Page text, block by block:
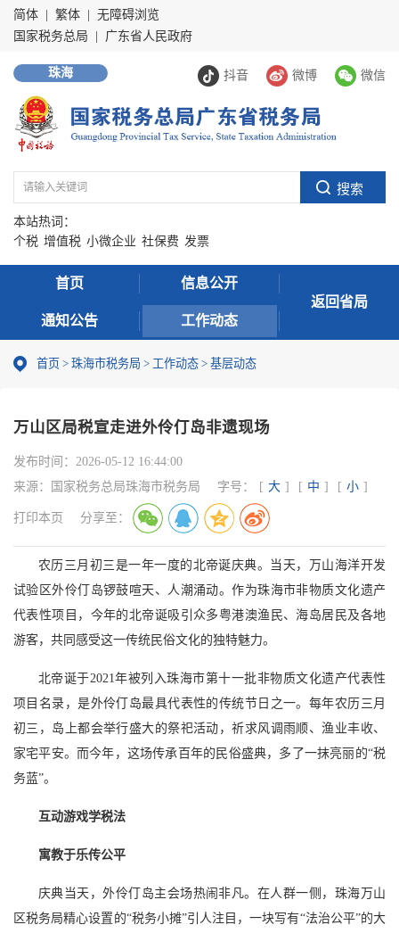
简体 繁体
无障碍浏览
国家税务总局
广东省人民政府
抖音 微博 微信
珠海
本站热词：
个税 增值税 小微企业 社保费 发票
首页 信息公开
通知公告 工作动态
返回省局
首页 > 珠海市税务局 > 工作动态 > 基层动态
万山区局税宣走进外伶仃岛非遗现场
发布时间： 2026-05-12 16:44:00
来源：
国家税务总局珠海市税务局 字号： [ 大 ] [ 中 ] [ 小 ]
打印本页 分享至：
农历三月初三是一年一度的北帝诞庆典。当天，万山海洋开发
试验区外伶仃岛锣鼓喧天、人潮涌动。作为珠海市非物质文化遗产
代表性项目，今年的北帝诞吸引众多粤港澳渔民、海岛居民及各地
游客，共同感受这一传统民俗文化的独特魅力。
北帝诞于2021年被列入珠海市第十一批非物质文化遗产代表性
项目名录，是外伶仃岛最具代表性的传统节日之一。每年农历三月
初三，岛上都会举行盛大的祭祀活动，祈求风调雨顺、渔业丰收、
家宅平安。而今年，这场传承百年的民俗盛典，多了一抹亮丽的“税
务蓝”。
互动游戏学税法
寓教于乐传公平
庆典当天，外伶仃岛主会场热闹非凡。在人群一侧，珠海万山
区税务局精心设置的“税务小摊”引人注目，一块写有“法治公平”的大